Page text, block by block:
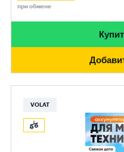
при обмене
VOLAT